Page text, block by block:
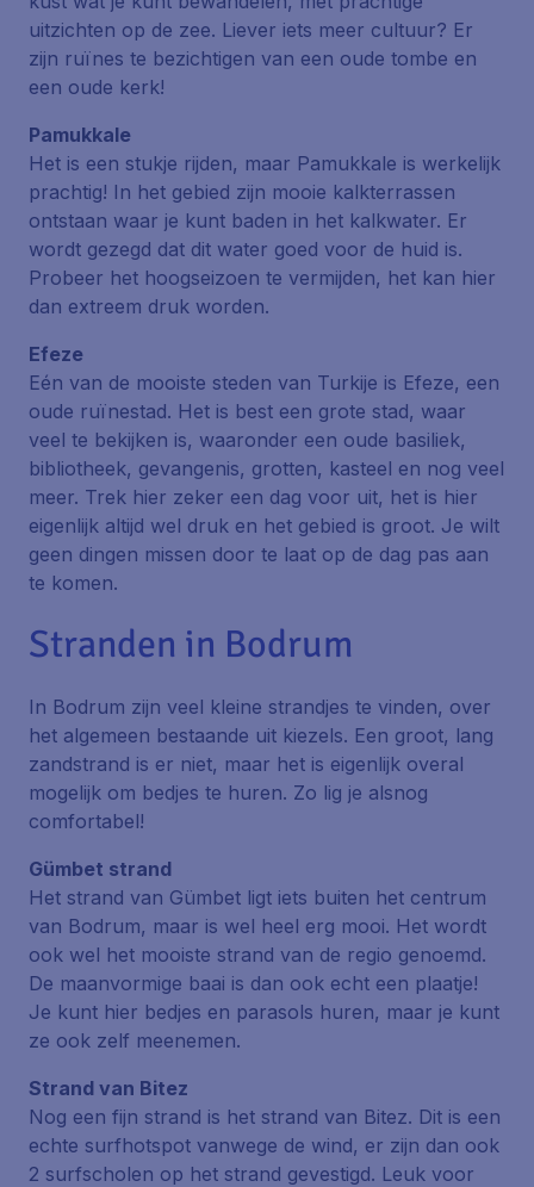
uitzichten op de zee. Liever iets meer cultuur? Er
zijn ruïnes te bezichtigen van een oude tombe en
een oude kerk!
Pamukkale
Het is een stukje rijden, maar Pamukkale is werkelijk
prachtig! In het gebied zijn mooie kalkterrassen
ontstaan waar je kunt baden in het kalkwater. Er
wordt gezegd dat dit water goed voor de huid is.
Probeer het hoogseizoen te vermijden, het kan hier
dan extreem druk worden.
Efeze
Eén van de mooiste steden van Turkije is Efeze, een
oude ruïnestad. Het is best een grote stad, waar
veel te bekijken is, waaronder een oude basiliek,
bibliotheek, gevangenis, grotten, kasteel en nog veel
meer. Trek hier zeker een dag voor uit, het is hier
eigenlijk altijd wel druk en het gebied is groot. Je wilt
geen dingen missen door te laat op de dag pas aan
te komen.
Stranden in Bodrum
In Bodrum zijn veel kleine strandjes te vinden, over
het algemeen bestaande uit kiezels. Een groot, lang
zandstrand is er niet, maar het is eigenlijk overal
mogelijk om bedjes te huren. Zo lig je alsnog
comfortabel!
Gümbet strand
Het strand van Gümbet ligt iets buiten het centrum
van Bodrum, maar is wel heel erg mooi. Het wordt
ook wel het mooiste strand van de regio genoemd.
De maanvormige baai is dan ook echt een plaatje!
Je kunt hier bedjes en parasols huren, maar je kunt
ze ook zelf meenemen.
Strand van Bitez
Nog een fijn strand is het strand van Bitez. Dit is een
echte surfhotspot vanwege de wind, er zijn dan ook
2 surfscholen op het strand gevestigd. Leuk voor